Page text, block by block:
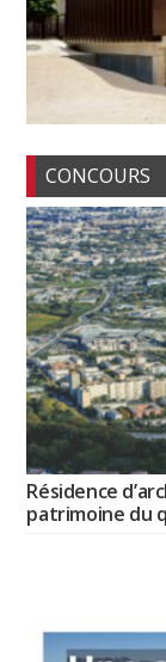
CONCOURS
Résidence
patrimoine du